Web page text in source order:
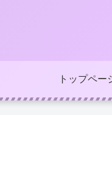
トップペー